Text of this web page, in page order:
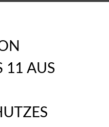
11 AUS